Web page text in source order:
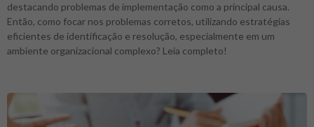
destacando problemas de implementação como a principal causa.
Então, como focar nos problemas corretos, utilizando estratégias
eficientes de identificação e resolução, especialmente em um
ambiente organizacional complexo? Leia completo!